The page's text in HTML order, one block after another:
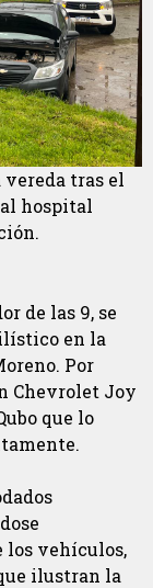
tras el
hospital
de las 9, se
en la
Por
Chevrolet Joy
que lo
los vehículos,
ilustran la